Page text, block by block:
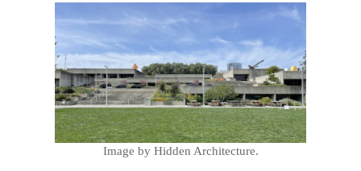
Image by Hidden Architecture.